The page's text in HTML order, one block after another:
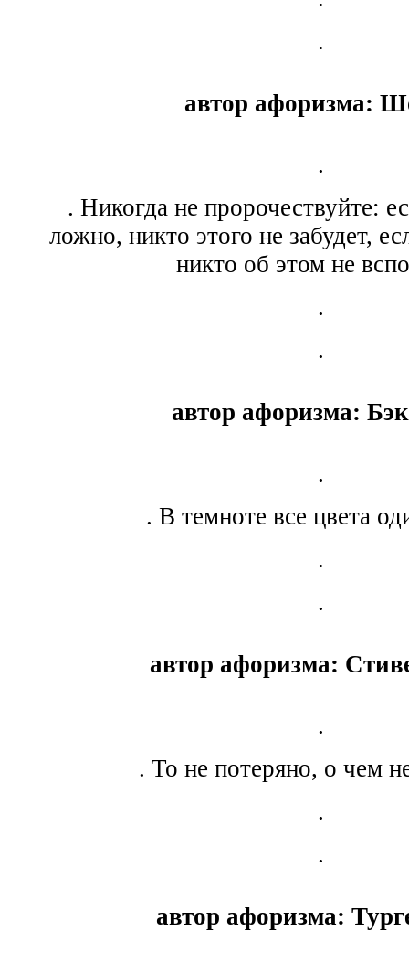
.
автор афоризма:
.
. Никогда не пророчествуйте:
ложно, никто этого не забудет,
никто об этом не
.
.
автор афоризма:
.
. В темноте все цвета
.
.
автор афоризма:
.
. То не потеряно, о чем
.
.
автор афоризма: